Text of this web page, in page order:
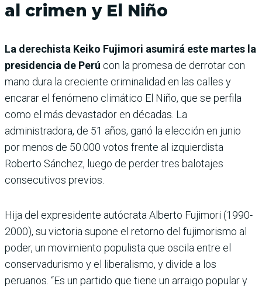
al crimen y El Niño
La derechista Keiko Fujimori asumirá este martes la
presidencia de Perú con la promesa de derrotar con
mano dura la creciente criminalidad en las calles y
encarar el fenómeno climático El Niño, que se perfila
como el más devastador en décadas. La
administradora, de 51 años, ganó la elección en junio
por menos de 50.000 votos frente al izquierdista
Roberto Sánchez, luego de perder tres balotajes
consecutivos previos.
Hija del expresidente autócrata Alberto Fujimori (1990-
2000), su victoria supone el retorno del fujimorismo al
poder, un movimiento populista que oscila entre el
conservadurismo y el liberalismo, y divide a los
peruanos. “Es un partido que tiene un arraigo popular y